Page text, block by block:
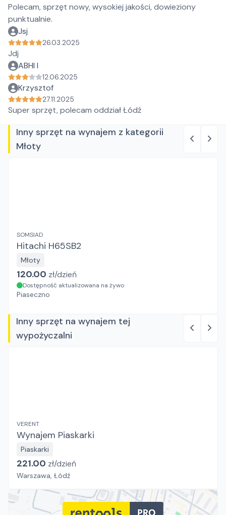
Polecam, sprzęt nowy, wysokiej jakości, dowieziony
punktualnie.
Jsj
26.03.2025
Jdj
ABHI I
12.06.2025
Krzysztof
27.11.2025
Super sprzęt, polecam oddział Łódź
Inny sprzęt na wynajem z kategorii
Młoty
SOMSIAD
Hitachi H65SB2
Młoty
120.00 zł/dzień
Dostępność aktualizowana na żywo
Piaseczno
Inny sprzęt na wynajem tej
wypożyczalni
VERENT
Wynajem Piaskarki
Piaskarki
221.00 zł/dzień
Warszawa, Łódź